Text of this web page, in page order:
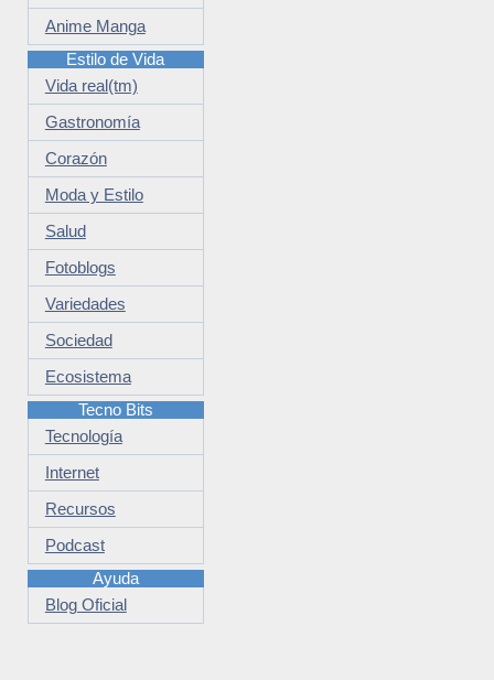
Anime Manga
Estilo de Vida
Vida real(tm)
Gastronomía
Corazón
Moda y Estilo
Salud
Fotoblogs
Variedades
Sociedad
Ecosistema
Tecno Bits
Tecnología
Internet
Recursos
Podcast
Ayuda
Blog Oficial